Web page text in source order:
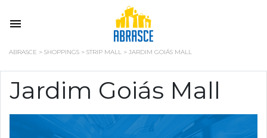
ABRASCE > SHOPPINGS > STRIP MALL > JARDIM GOIÁS MALL
Jardim Goiás Mall